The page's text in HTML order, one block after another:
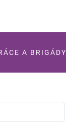
A BRIGÁDY